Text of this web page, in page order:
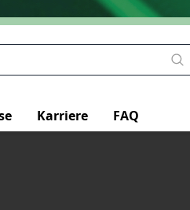
Karriere FAQ